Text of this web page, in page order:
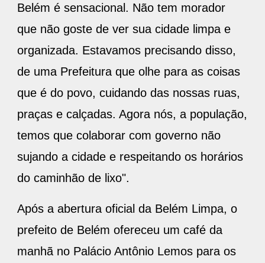
Belém é sensacional. Não tem morador
que não goste de ver sua cidade limpa e
organizada. Estavamos precisando disso,
de uma Prefeitura que olhe para as coisas
que é do povo, cuidando das nossas ruas,
praças e calçadas. Agora nós, a população,
temos que colaborar com governo não
sujando a cidade e respeitando os horários
do caminhão de lixo".
Após a abertura oficial da Belém Limpa, o
prefeito de Belém ofereceu um café da
manhã no Palácio Antônio Lemos para os